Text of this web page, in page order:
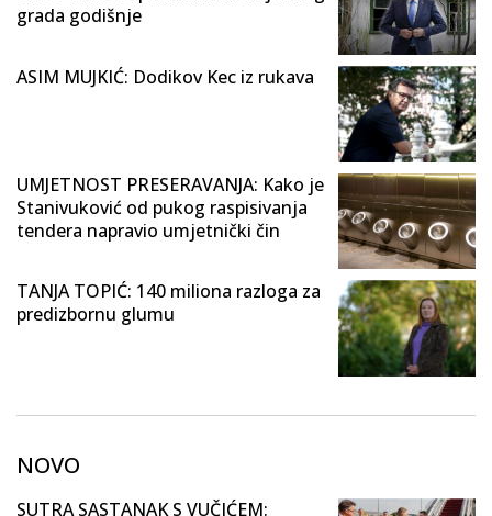
grada godišnje
ASIM MUJKIĆ: Dodikov Kec iz rukava
UMJETNOST PRESERAVANJA: Kako je
Stanivuković od pukog raspisivanja
tendera napravio umjetnički čin
TANJA TOPIĆ: 140 miliona razloga za
predizbornu glumu
NOVO
SUTRA SASTANAK S VUČIĆEM: